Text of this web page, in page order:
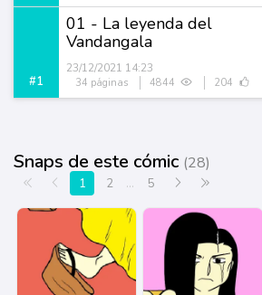
#1
01 - La leyenda del
Vandangala
23/12/2021 14:23
34 páginas 4844 204
Snaps de este cómic (28)
Primera página
Anterior
1 2 ... 5 Siguiente